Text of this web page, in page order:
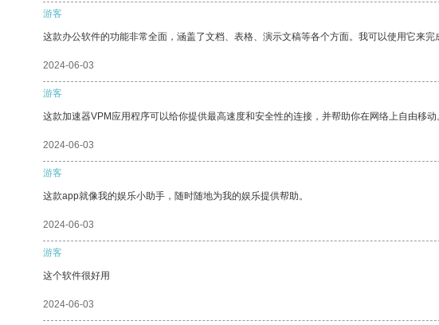
游客
这款办公软件的功能非常全面，涵盖了文档、表格、演示文稿等各个方面。我可以使用它来完
2024-06-03
游客
这款加速器VPM应用程序可以给你提供最高速度和安全性的连接，并帮助你在网络上自由移动
2024-06-03
游客
这款app就像我的娱乐小助手，随时随地为我的娱乐提供帮助。
2024-06-03
游客
这个软件很好用
2024-06-03